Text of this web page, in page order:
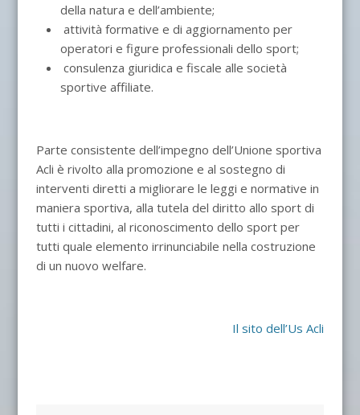
della natura e dell’ambiente;
attività formative e di aggiornamento per
operatori e figure professionali dello sport;
consulenza giuridica e fiscale alle società
sportive affiliate.
Parte consistente dell’impegno dell’Unione sportiva
Acli è rivolto alla promozione e al sostegno di
interventi diretti a migliorare le leggi e normative in
maniera sportiva, alla tutela del diritto allo sport di
tutti i cittadini, al riconoscimento dello sport per
tutti quale elemento irrinunciabile nella costruzione
di un nuovo welfare.
Il sito dell’Us Acli